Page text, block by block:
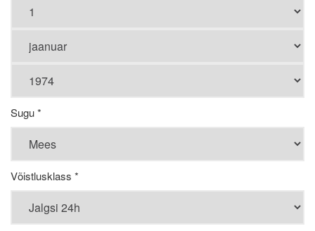
Sugu *
Võistlusklass *